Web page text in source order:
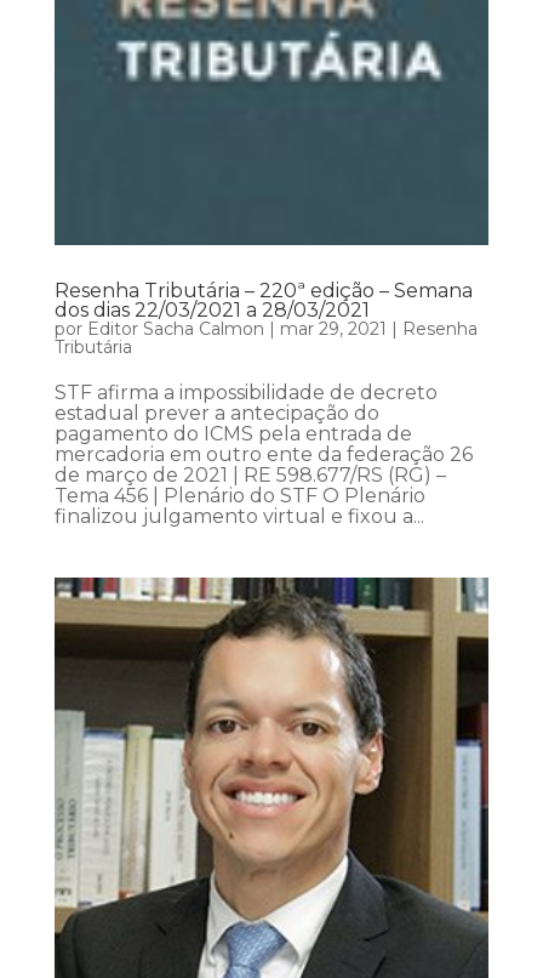
Resenha Tributária – 220ª edição – Semana
dos dias 22/03/2021 a 28/03/2021
por Editor Sacha Calmon | mar 29, 2021 | Resenha
Tributária
STF afirma a impossibilidade de decreto
estadual prever a antecipação do
pagamento do ICMS pela entrada de
mercadoria em outro ente da federação 26
de março de 2021 | RE 598.677/RS (RG) –
Tema 456 | Plenário do STF O Plenário
finalizou julgamento virtual e fixou a...